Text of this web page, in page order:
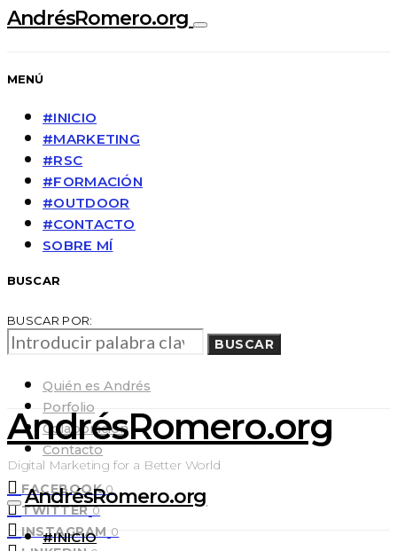
AndrésRomero.org
MENÚ
#INICIO
#MARKETING
#RSC
#FORMACIÓN
#OUTDOOR
#CONTACTO
SOBRE MÍ
BUSCAR
BUSCAR POR:
BUSCAR
Quién es Andrés
Porfolio
Colaboración
Contacto
FACEBOOK 0
TWITTER 0
INSTAGRAM 0
AndrésRomero.org
Digital Marketing for a Better World
AndrésRomero.org
#INICIO